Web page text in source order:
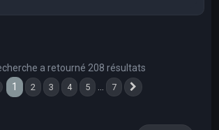
a retourné 208 résultats
Page 1 sur
1 2 3 4 5 7